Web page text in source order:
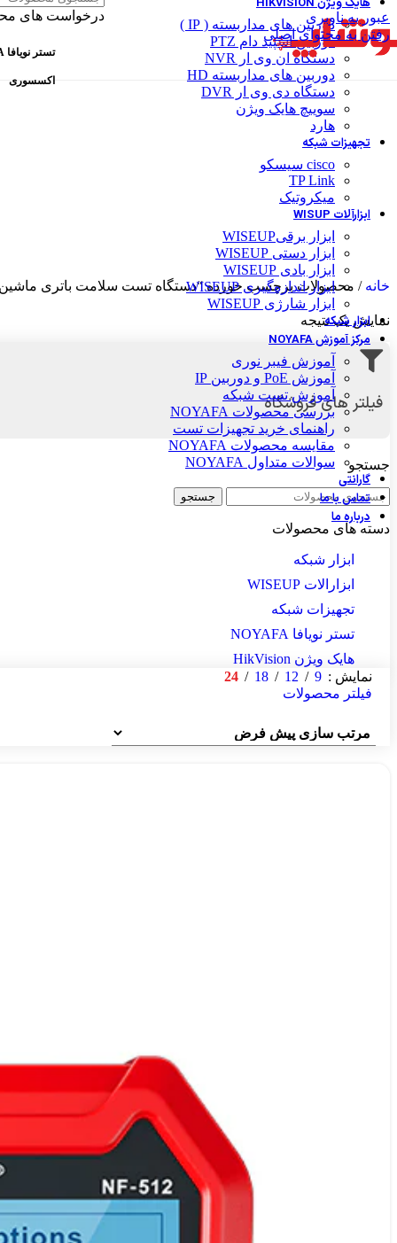
عبور به ناوبری
رفتن به محتوای اصلی
درخواست های
تستر نویافا NOYAFA
اکسسوری
دوربین های مداربسته ( IP )
دوربین اسپید دام PTZ
دستگاه ان وی ار NVR
دوربین های مداربسته HD
دستگاه دی وی ار DVR
سوییچ هایک ویژن
هارد
تجهیزات شبکه
cisco سیسکو
TP Link
میکروتیک
ابزارآلات WISUP
ابزار برقیWISEUP
ابزار دستی WISEUP
ابزار بادی WISEUP
ابزار اندازه‌گیری WISEUP
ابزار شارژی WISEUP
ابزار شبکه
مرکز آموزش NOYAFA
آموزش فیبر نوری
آموزش PoE و دوربین IP
آموزش تست شبکه
بررسی محصولات NOYAFA
راهنمای خرید تجهیزات تست
مقایسه محصولات NOYAFA
سوالات متداول NOYAFA
گارانتی
تماس با ما
درباره ما
خانه/ محصولات برچسب خورده “دستگاه تست سلامت باتری
نمایش یک نتیجه
فیلتر های فروشگاه
جستجو
جستجو
دسته های محصولات
ابزار شبکه
ابزارالات WISEUP
تجهیزات شبکه
تستر نویافا NOYAFA
هایک ویژن HikVision
نمایش
9
12
18
24
فیلتر محصولات